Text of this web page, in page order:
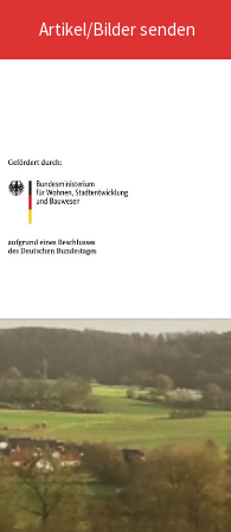
Artikel/Bilder senden